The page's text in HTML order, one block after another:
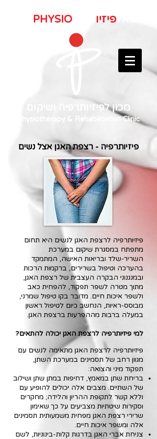
פיזיו PHYSIO
מכון לפיזיותרפיה ושיקום
Physiotherapy & Rehabilitation Clinic
פיזיותרפיה - רצפת האגן אצל נשים
פיזיותרפיה לרצפת האגן לנשים היא תחום
מתפתח במסגרת שיקום במערכת
השריר‑שלד ובריאות האישה, המתמקד
בהערכה וטיפול בשרירים, ברקמות הרכות
ובמנגנוני הבקרה העצבית של רצפת האגן,
מתוך מטרה לשפר תפקוד, להפחית כאב
ולשפר איכות חיים. מדובר בקו טיפול שמרני,
מבוסס‑ראיות, הנחשב כיום לטיפול ראשון
במעלה ברבות מההפרעות ברצפת האגן.
למי פיזיותרפיה לרצפת האגן יכולה להתאים?
פיזיותרפיה לרצפת האגן מתאימה לנשים עם
מגוון רחב של תסמינים במערכת השתן,
תפקוד מיני והצואה:
בריחת שתן במאמץ, דחיפות במתן שתן ושילוב
של השתיים. מצבים אלה יכולים להופיע עם
וללא קשר לתקופת ההריון והלידה; מחקרים
וסקירות שיטתיות מצביעים על כך שאימון
שרירי רצפת האגן מפחית משמעותית תסמינים
אלה ומשפר איכות חיים.
צניחת אברי האגן בדרגות קלות‑בינוניות, לשם